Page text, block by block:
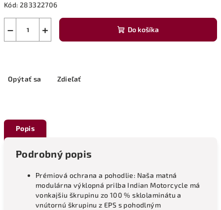
Kód: 283322706
+
− Do košíka
Opýtať sa Zdieľať
Popis
Podrobný popis
Prémiová ochrana a pohodlie: Naša matná
modulárna výklopná prilba Indian Motorcycle má
vonkajšiu škrupinu zo 100 % sklolaminátu a
vnútornú škrupinu z EPS s pohodlným